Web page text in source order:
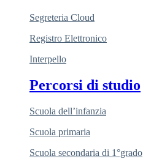
Segreteria Cloud
Registro Elettronico
Interpello
Percorsi di studio
Scuola dell’infanzia
Scuola primaria
Scuola secondaria di 1°grado